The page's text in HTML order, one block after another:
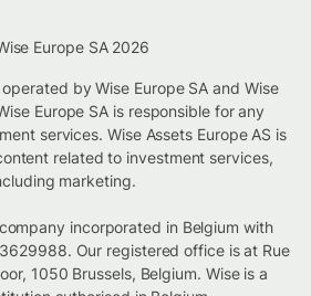
Europe SA 2026
by Wise Europe SA and Wise
Europe SA is responsible for any
services. Wise Assets Europe AS is
related to investment services,
marketing.
incorporated in Belgium with
Our registered office is at Rue
1050 Brussels, Belgium. Wise is a